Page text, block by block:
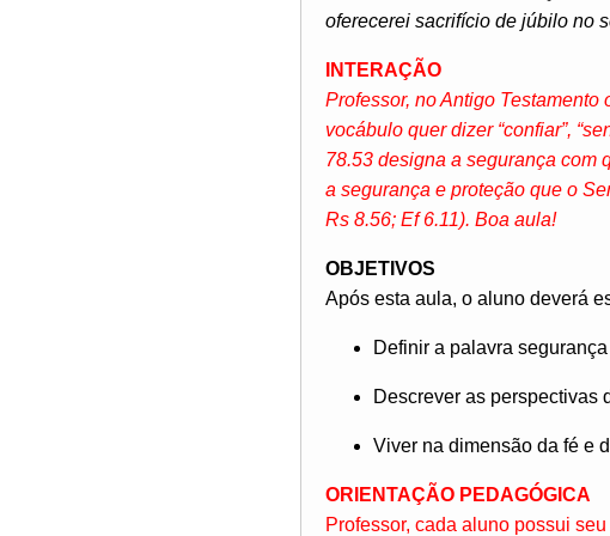
oferecerei sacrifício de júbilo no
INTERAÇÃO
Professor, no Antigo Testamento
vocábulo quer dizer “confiar”,
78.53 designa a segurança com
a segurança e proteção que o
Rs 8.56; Ef 6.11). Boa aula!
OBJETIVOS
Após esta aula, o aluno deverá
Definir a palavra
Descrever as perspectivas
Viver na dimensão da fé e
ORIENTAÇÃO PEDAGÓGICA
Professor, cada aluno possui